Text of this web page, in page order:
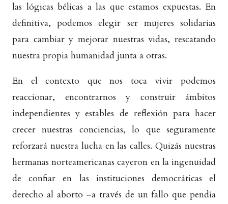
las lógicas bélicas a las que estamos expuestas. En
definitiva, podemos elegir ser mujeres solidarias
para cambiar y mejorar nuestras vidas, rescatando
nuestra propia humanidad junta a otras.
En el contexto que nos toca vivir podemos
reaccionar, encontrarnos y construir ámbitos
independientes y estables de reflexión para hacer
crecer nuestras conciencias, lo que seguramente
reforzará nuestra lucha en las calles. Quizás nuestras
hermanas norteamericanas cayeron en la ingenuidad
de confiar en las instituciones democráticas el
derecho al aborto –a través de un fallo que pendía